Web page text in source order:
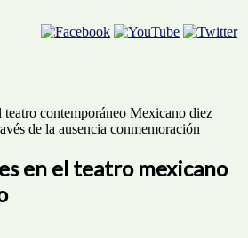
en el teatro mexicano